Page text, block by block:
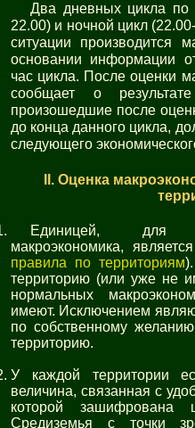
Два дневных цикла по
22.00) и ночной цикл
ситуации производится
основании информации
час цикла. После оценки
сообщает о
произошедшие после
до конца данного цикла,
следующего
II. Оценка
Единицей, для
макроэкономика,
правила по территориям
территорию (или уже не
нормальных
имеют. Исключением
по собственному
территорию.
У каждой территории
величина, связанная с
которой зашифрована
Средиземья с точки